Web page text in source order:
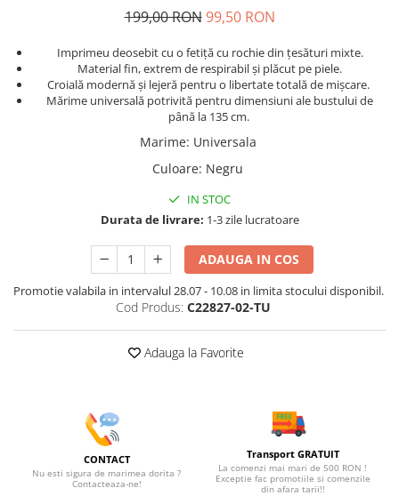
199,00 RON 99,50 RON
Imprimeu deosebit cu o fetiță cu rochie din țesături mixte.
Material fin, extrem de respirabil și plăcut pe piele.
Croială modernă și lejeră pentru o libertate totală de mișcare.
Mărime universală potrivită pentru dimensiuni ale bustului de
până la 135 cm.
Marime: Universala
Culoare: Negru
IN STOC
Durata de livrare: 1-3 zile lucratoare
ADAUGA IN COS
Promotie valabila in intervalul 28.07 - 10.08 in limita stocului disponibil.
Cod Produs: C22827-02-TU
Adauga la Favorite
CONTACT
Nu esti sigura de marimea dorita ?
Contacteaza-ne!
Transport GRATUIT
La comenzi mai mari de 500 RON !
Exceptie fac promotiile si comenzile
din afara tarii!!